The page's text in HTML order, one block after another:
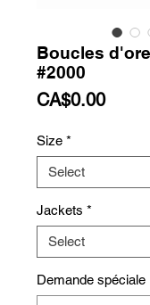
Boucles
#2000
CA$0.00Price
Size *
Jackets *
Demande spéciale